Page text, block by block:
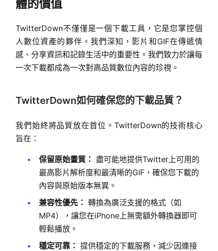
體的價值
TwitterDown不僅僅是一個下載工具，它是您掌控個
人數位資產的夥伴。我們深知，影片和GIF在傳遞情
感、分享資訊和記錄生活中的重要性。我們致力於讓每
一次下載都成為一次對高品質數位內容的珍視。
TwitterDown如何確保您的下載品質？
我們始終將品質放在首位。TwitterDown的技術核心
旨在：
保留原始畫質： 盡可能地提供Twitter上可用的
最高影片解析度和最清晰的GIF，確保您下載的
內容與原始版本無異。
兼容性優先： 轉換為廣泛支援的格式（如
MP4），讓您在iPhone上無需額外轉換器即可
輕鬆播放。
穩定可靠： 提供穩定的下載服務，減少因連接